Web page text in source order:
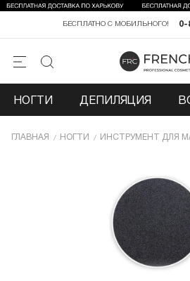
0-
БЕСПЛАТНО С МОБИЛЬНОГО!
НОГТИ ДЕПИЛЯЦИЯ
ГЛАВНАЯ НОГТИ ИНCТРУМЕНТ ДЛЯ